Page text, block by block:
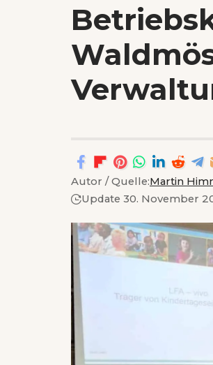
Autor / Quelle:Martin
Update 30. November